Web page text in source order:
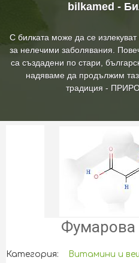
bilkamed -
С билката може да се
за нелечими заболявания.
са създадени по стари,
надяваме да продължим
традиция -
Фумарова
Категория: Витамини и